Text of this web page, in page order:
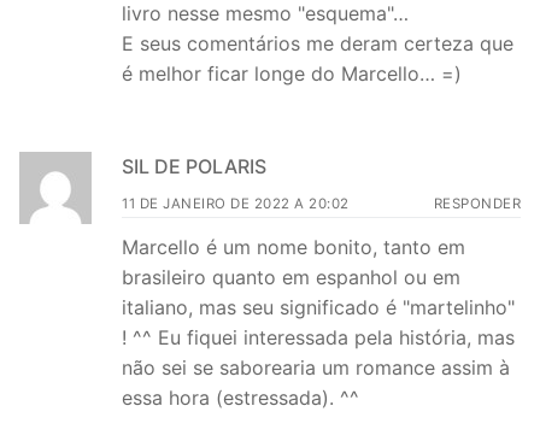
livro nesse mesmo "esquema"…
E seus comentários me deram certeza que
é melhor ficar longe do Marcello… =)
SIL DE POLARIS
11 DE JANEIRO DE 2022 A 20:02 RESPONDER
Marcello é um nome bonito, tanto em
brasileiro quanto em espanhol ou em
italiano, mas seu significado é "martelinho"
! ^^ Eu fiquei interessada pela história, mas
não sei se saborearia um romance assim à
essa hora (estressada). ^^